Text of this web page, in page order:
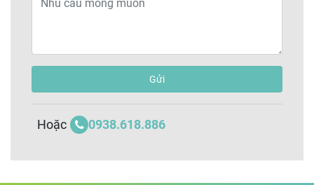
Gửi
Hoặc 0938.618.886